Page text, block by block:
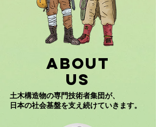
ABOUT
US
土木構造物の専門技術者集団が、
​日本の社会基盤を支え続けていきます。